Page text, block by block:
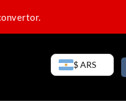
$ ARS